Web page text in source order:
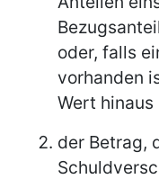
oder, falls
vorhanden
Wert
der Betrag,